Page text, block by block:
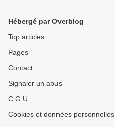
Hébergé par Overblog
Top articles
Pages
Contact
Signaler un abus
C.G.U.
Cookies et données personnelles